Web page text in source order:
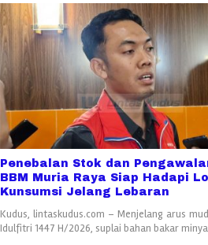
Penebalan Stok dan
BBM Muria Raya Siap Hadapi
Kunsumsi Jelang Lebaran
Kudus, lintaskudus.com – Menjelang arus
Idulfitri 1447 H/2026, suplai bahan bakar